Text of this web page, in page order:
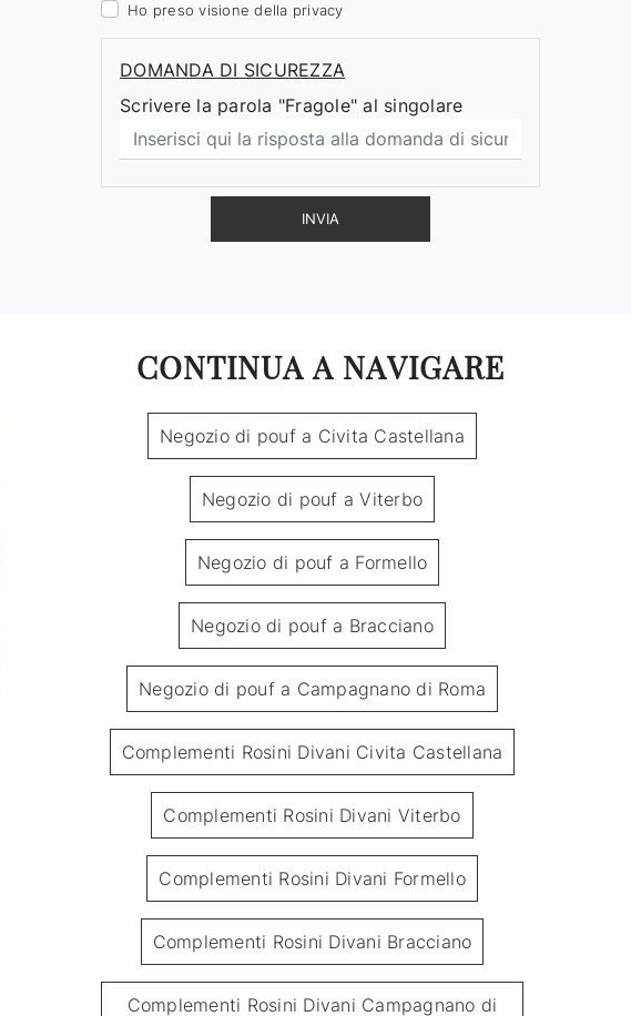
Ho preso visione della privacy
DOMANDA DI SICUREZZA
Scrivere la parola "Fragole" al singolare
INVIA
Pouf Cubo
CONTINUA A NAVIGARE
Negozio di pouf a Civita Castellana
Negozio di pouf a Viterbo
Negozio di pouf a Formello
Negozio di pouf a Bracciano
Negozio di pouf a Campagnano di Roma
Complementi Rosini Divani Civita Castellana
Complementi Rosini Divani Viterbo
Complementi Rosini Divani Formello
Complementi Rosini Divani Bracciano
Complementi Rosini Divani Campagnano di